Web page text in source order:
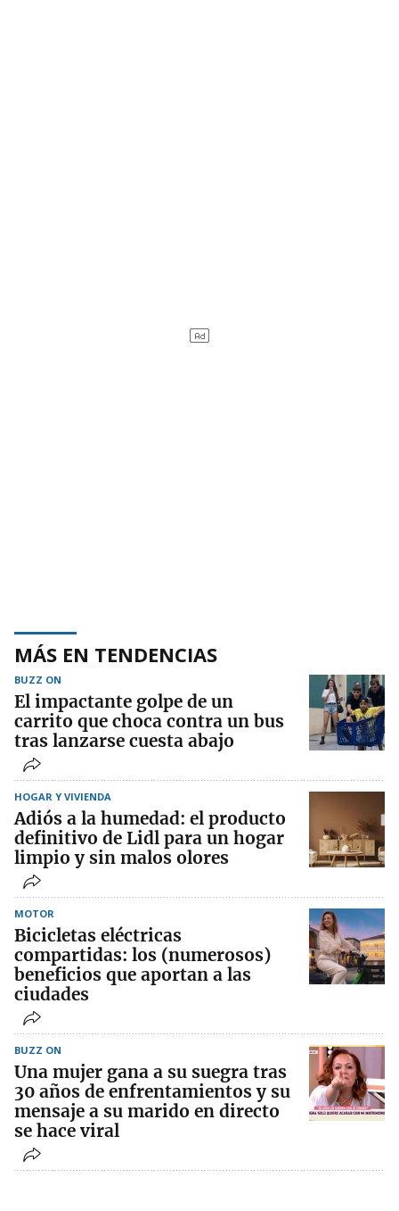
MÁS EN TENDENCIAS
BUZZ ON
El impactante golpe de un
carrito que choca contra un bus
tras lanzarse cuesta abajo
HOGAR Y VIVIENDA
Adiós a la humedad: el producto
definitivo de Lidl para un hogar
limpio y sin malos olores
MOTOR
Bicicletas eléctricas
compartidas: los (numerosos)
beneficios que aportan a las
ciudades
BUZZ ON
Una mujer gana a su suegra tras
30 años de enfrentamientos y su
mensaje a su marido en directo
se hace viral